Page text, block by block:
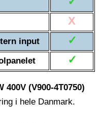
X
input ✓
✓
(V900-4T0750)
i hele Danmark.